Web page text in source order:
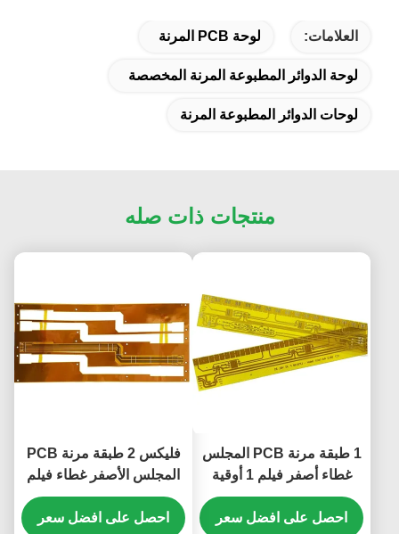
العلامات: لوحة PCB المرنة
لوحة الدوائر المطبوعة المرنة المخصصة
لوحات الدوائر المطبوعة المرنة
منتجات ذات صله
1 طبقة مرنة PCB المجلس
غطاء أصفر فيلم 1 أوقية
النحاس ثنائي الفينيل متعدد
الكلور
احصل على افضل سعر
فليكس 2 طبقة مرنة PCB
المجلس الأصفر غطاء فيلم
0.5 مم بالشاشة الحريرية
احصل على افضل سعر